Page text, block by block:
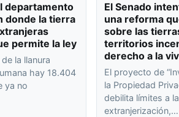
departamento
donde la tierra
permite la ley
la llanura
hay 18.404
ya no
El Senado
una reforma
sobre las
territorios
derecho a la
El proyecto de
la Propiedad
debilita límites a la
extranjerización,…